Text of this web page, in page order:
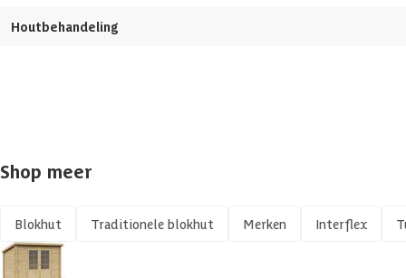
Isolatieglas
Diepte binnenmaat
Aantal deuren
Aantal ramen
Houtbehandeling
Shop meer
Blokhut Traditionele blokhut Merken Interflex